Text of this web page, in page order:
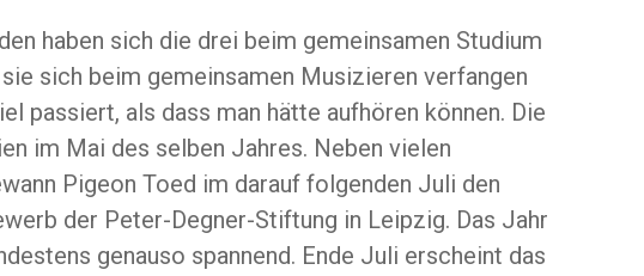
haben sich die drei beim gemeinsamen Studium
sich beim gemeinsamen Musizieren verfangen
passiert, als dass man hätte aufhören können. Die
im Mai des selben Jahres. Neben vielen
Pigeon Toed im darauf folgenden Juli den
der Peter-Degner-Stiftung in Leipzig. Das Jahr
genauso spannend. Ende Juli erscheint das